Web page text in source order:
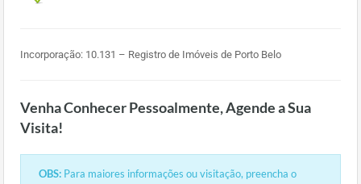
Incorporação: 10.131 – Registro de Imóveis de Porto Belo
Venha Conhecer Pessoalmente, Agende a Sua
Visita!
OBS: Para maiores informações ou visitação, preencha o